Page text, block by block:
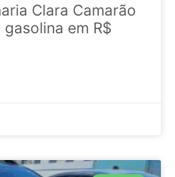
Clara Camarão
em R$